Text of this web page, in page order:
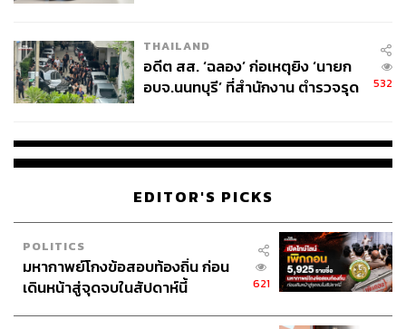
THAILAND
อดีต สส. ‘ฉลอง’ ก่อเหตุยิง ‘นายก
อบจ.นนทบุรี’ ที่สำนักงาน ตำรวจรุด
532
EDITOR'S PICKS
POLITICS
มหากาพย์โกงข้อสอบท้องถิ่น ก่อน
เดินหน้าสู่จุดจบในสัปดาห์นี้
621